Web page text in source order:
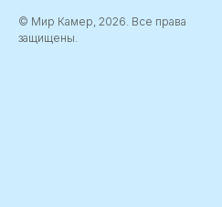
© Мир Камер, 2026. Все права
защищены.